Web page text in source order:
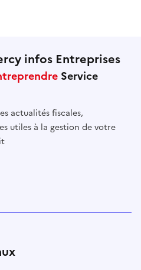
infos Entreprises
Service
actualités fiscales,
utiles à la gestion de votre